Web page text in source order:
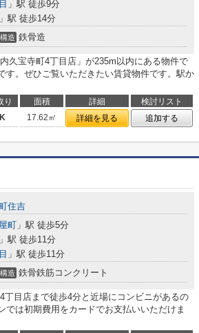
」駅 徒歩9分
」駅 徒歩14分
構造 鉄骨造
久宝寺町4丁目店」が235m以内にある物件で
す。ぜひご覧いただきたい賃貸物件です。駅か
り 面積 詳細
検討リスト
17.62㎡ 詳細を見る 追加する
住吉
町 」駅 徒歩5分
」駅 徒歩11分
」駅 徒歩11分
構造 鉄骨鉄筋コンクリート
丁目店まで徒歩4分と近場にコンビニがあるの
では初期費用をカードでお支払いいただけま